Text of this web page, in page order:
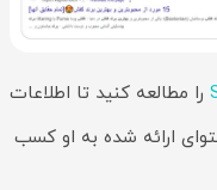
را مطالعه کنید تا اطلاعات
ارائه شده به او کسب